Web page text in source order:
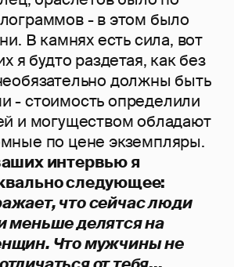
- в этом было
В камнях есть сила, вот
я будто раздетая, как без
должны быть
- стоимость определили
и могуществом обладают
по цене экземпляры.
интервью я
следующее:
что сейчас люди
меньше делятся на
Что мужчины не